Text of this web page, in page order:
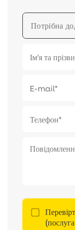
Потрібна